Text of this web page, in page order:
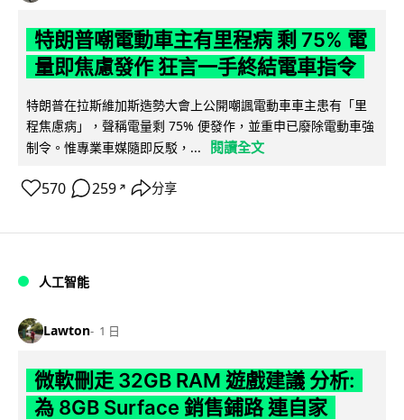
特朗普嘲電動車主有里程病 剩 75% 電
量即焦慮發作 狂言一手終結電車指令
特朗普在拉斯維加斯造勢大會上公開嘲諷電動車車主患有「里
程焦慮病」，聲稱電量剩 75% 便發作，並重申已廢除電動車強
制令。惟專業車媒隨即反駁，...
閱讀全文
570 259 ↗ 分享
人工智能
Lawton 1 日
微軟刪走 32GB RAM 遊戲建議 分析:
為 8GB Surface 銷售鋪路 連自家